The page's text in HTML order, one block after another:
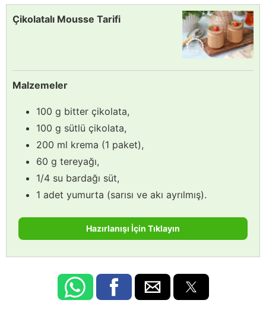
Çikolatalı Mousse Tarifi
Malzemeler
100 g bitter çikolata,
100 g sütlü çikolata,
200 ml krema (1 paket),
60 g tereyağı,
1/4 su bardağı süt,
1 adet yumurta (sarısı ve akı ayrılmış).
Hazırlanışı İçin Tıklayın